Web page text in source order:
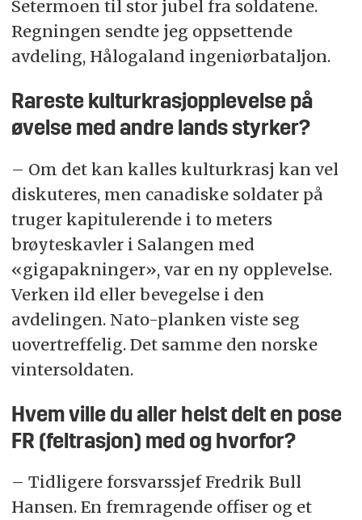
Setermoen til stor jubel fra soldatene.
Regningen sendte jeg oppsettende
avdeling, Hålogaland ingeniørbataljon.
Rareste kulturkrasjopplevelse på
øvelse med andre lands styrker?
– Om det kan kalles kulturkrasj kan vel
diskuteres, men canadiske soldater på
truger kapitulerende i to meters
brøyteskavler i Salangen med
«gigapakninger», var en ny opplevelse.
Verken ild eller bevegelse i den
avdelingen. Nato-planken viste seg
uovertreffelig. Det samme den norske
vintersoldaten.
Hvem ville du aller helst delt en pose
FR (feltrasjon) med og hvorfor?
– Tidligere forsvarssjef Fredrik Bull
Hansen. En fremragende offiser og et